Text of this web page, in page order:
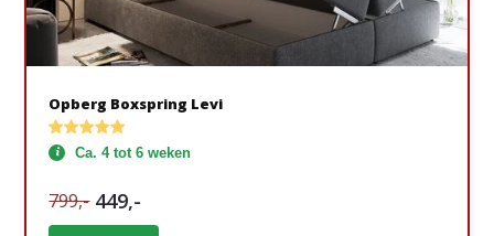
Opberg Boxspring Levi
Ca. 4 tot 6 weken
799,- 449,-